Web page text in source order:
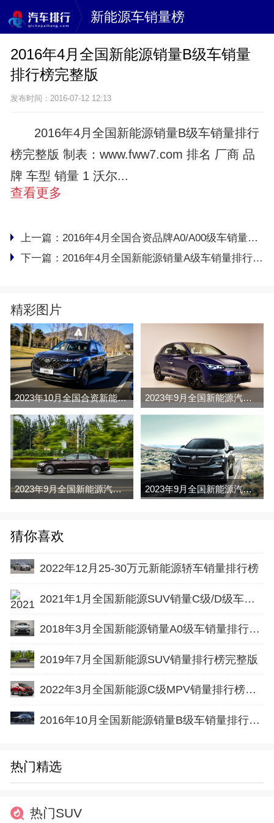
新能源车销量榜
2016年4月全国新能源销量B级车销量
排行榜完整版
发布时间：2016-07-12 12:13
2016年4月全国新能源销量B级车销量排行
榜完整版 制表：www.fww7.com 排名 厂商 品
牌 车型 销量 1 沃尔...
查看更多
上一篇： 2016年4月全国合资品牌A0/A00级车销量排行榜完整版
下一篇： 2016年4月全国新能源销量A级车销量排行榜完整版
精彩图片
2023年10月全国合资新能源汽车销量排行榜完整版(出口量 2023年9月全国新能源汽车车销量排行榜完整版(出口量
2023年9月全国新能源汽车车销量排行榜完整版(批发量 2023年9月全国新能源汽车车销量排行榜完整版(零售量
猜你喜欢
2022年12月25-30万元新能源轿车销量排行榜
2021年1月全国新能源SUV销量C级/D级车排行榜完整版
2018年3月全国新能源销量A0级车销量排行榜完整版
2019年7月全国新能源SUV销量排行榜完整版
2022年3月全国新能源C级MPV销量排行榜完整版
2016年10月全国新能源销量B级车销量排行榜完整版
热门精选
热门SUV